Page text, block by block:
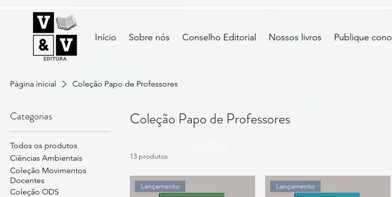
Início Sobre nós Conselho Editorial Nossos livros Publique
Página inicial Coleção Papo de Professores
Categorias
Todos os produtos
Ciências Ambientais
Coleção Movimentos
Docentes
Coleção ODS
Coleção Papo de Professores
13 produtos
Lançamento Lançamento